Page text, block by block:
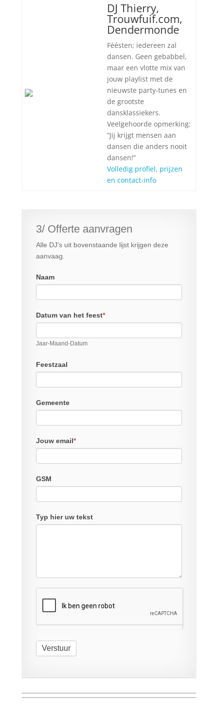
DJ Thierry,
Trouwfuif.com,
Dendermonde
Féésten; iedereen zal
dansen. Geen gebabbel,
maar een vlotte mix van
jouw playlist met de
nieuwste party-tunes en
de grootste
dansklassiekers.
Veelgehoorde opmerking:
“Jij krijgt mensen aan
dansen die anders nooit
dansen!”
Volledig profiel, prijzen
en contact-info
3/ Offerte aanvragen
Alle DJ's uit bovenstaande lijst krijgen deze
aanvaag.
Naam
Datum van het feest*
Jaar-Maand-Datum
Feestzaal
Gemeente
Jouw email*
GSM
Typ hier uw tekst
Verstuur